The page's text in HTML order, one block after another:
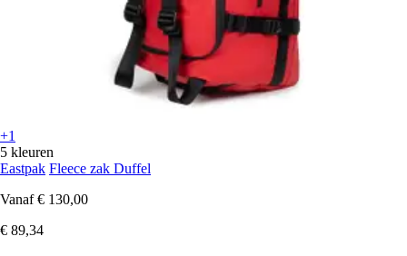
+1
5 kleuren
Eastpak Fleece zak Duffel
Vanaf € 130,00
€ 89,34